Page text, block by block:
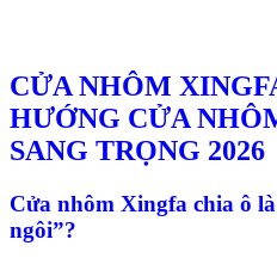
CỬA NHÔM
HƯỚNG CỬA
SANG TRỌNG 2026
Cửa nhôm Xingfa chia ô
ngôi”?